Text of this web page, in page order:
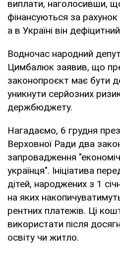
виплати, наголосивши,
фінансуються за
а в Україні він
Водночас народний
Цимбалюк заявив, що
законопроєкт має бути
уникнути серйозних
держбюджету.
Нагадаємо, 6 грудня
Верховної Ради два
запровадження
українця". Ініціатива
дітей, народжених з 1
на яких
рентних платежів. Ці
використати після
освіту чи житло.